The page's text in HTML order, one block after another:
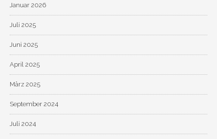
Januar 2026
Juli 2025
Juni 2025
April 2025
März 2025
September 2024
Juli 2024